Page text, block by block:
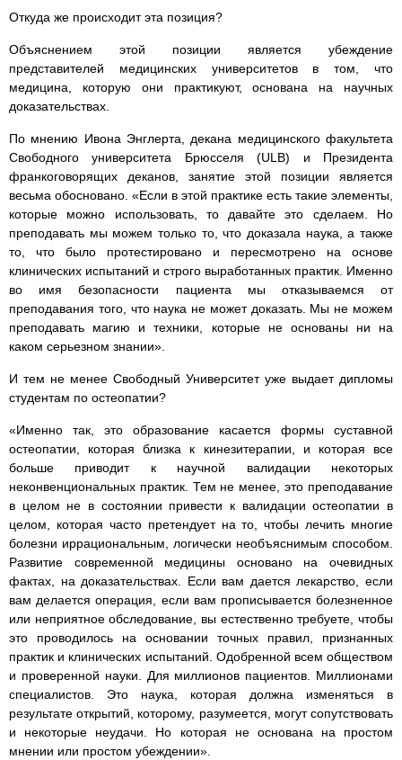
Откуда же происходит эта позиция?
Объяснением этой позиции является убеждение
представителей медицинских университетов в том, что
медицина, которую они практикуют, основана на научных
доказательствах.
По мнению Ивона Энглерта, декана медицинского факультета
Свободного университета Брюсселя (ULB) и Президента
франкоговорящих деканов, занятие этой позиции является
весьма обосновано. «Если в этой практике есть такие элементы,
которые можно использовать, то давайте это сделаем. Но
преподавать мы можем только то, что доказала наука, а также
то, что было протестировано и пересмотрено на основе
клинических испытаний и строго выработанных практик. Именно
во имя безопасности пациента мы отказываемся от
преподавания того, что наука не может доказать. Мы не можем
преподавать магию и техники, которые не основаны ни на
каком серьезном знании».
И тем не менее Свободный Университет уже выдает дипломы
студентам по остеопатии?
«Именно так, это образование касается формы суставной
остеопатии, которая близка к кинезитерапии, и которая все
больше приводит к научной валидации некоторых
неконвенциональных практик. Тем не менее, это преподавание
в целом не в состоянии привести к валидации остеопатии в
целом, которая часто претендует на то, чтобы лечить многие
болезни иррациональным, логически необъяснимым способом.
Развитие современной медицины основано на очевидных
фактах, на доказательствах. Если вам дается лекарство, если
вам делается операция, если вам прописывается болезненное
или неприятное обследование, вы естественно требуете, чтобы
это проводилось на основании точных правил, признанных
практик и клинических испытаний. Одобренной всем обществом
и проверенной науки. Для миллионов пациентов. Миллионами
специалистов. Это наука, которая должна изменяться в
результате открытий, которому, разумеется, могут сопутствовать
и некоторые неудачи. Но которая не основана на простом
мнении или простом убеждении».